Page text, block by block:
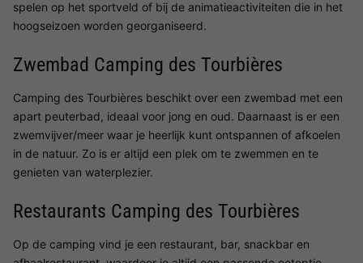
spelen op het sportveld of bij de animatieactiviteiten die in het
hoogseizoen worden georganiseerd.
Zwembad Camping des Tourbières
Camping des Tourbières beschikt over een zwembad met een
apart peuterbad, ideaal voor jong en oud. Daarnaast is er een
zwemvijver/meer waar je heerlijk kunt ontspannen of afkoelen
in de natuur. Zo is er altijd een plek om te zwemmen en te
genieten van waterplezier.
Restaurants Camping des Tourbières
Op de camping vind je een restaurant, bar, snackbar en